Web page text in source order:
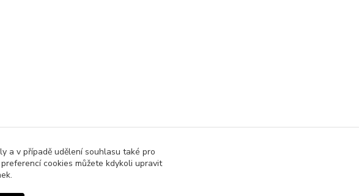
a v případě udělení souhlasu také pro
cookies můžete kdykoli upravit